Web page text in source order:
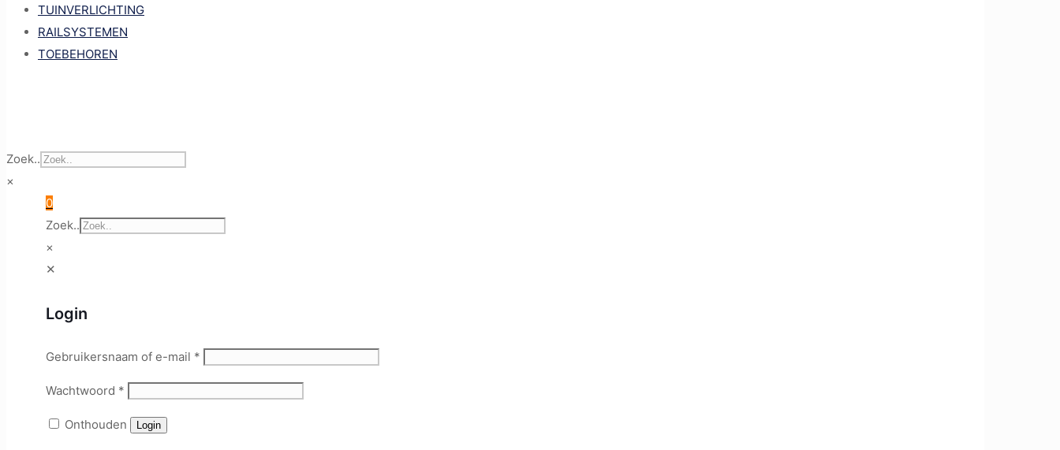
TUINVERLICHTING
RAILSYSTEMEN
TOEBEHOREN
Zoek..
×
0
Zoek..
×
✕
Login
Gebruikersnaam of e-mail *
Wachtwoord *
Onthouden Login